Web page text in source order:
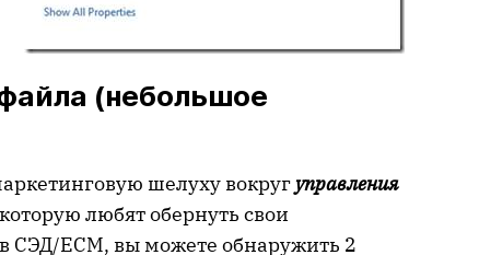
(небольшое
шелуху вокругуправления
любят обернуть свои
СЭД/ECM, вы можете обнаружить 2